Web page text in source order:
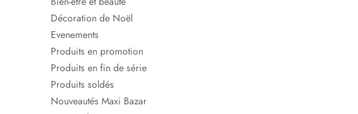
Décoration de Noël
Evenements
Produits en promotion
Produits en fin de série
Produits soldés
Nouveautés Maxi Bazar